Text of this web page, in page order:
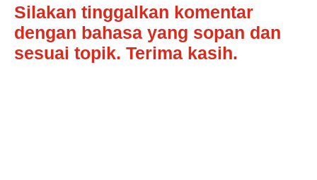
Silakan tinggalkan komentar
dengan bahasa yang sopan dan
sesuai topik. Terima kasih.